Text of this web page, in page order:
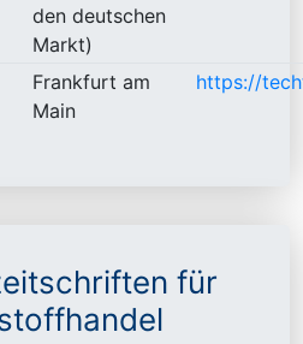
den deutschen
Markt)
Frankfurt am
Main
https://
für